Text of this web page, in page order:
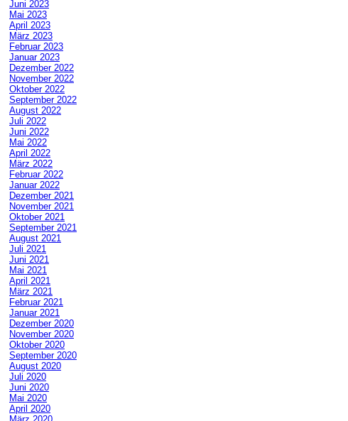
Juni 2023
Mai 2023
April 2023
März 2023
Februar 2023
Januar 2023
Dezember 2022
November 2022
Oktober 2022
September 2022
August 2022
Juli 2022
Juni 2022
Mai 2022
April 2022
März 2022
Februar 2022
Januar 2022
Dezember 2021
November 2021
Oktober 2021
September 2021
August 2021
Juli 2021
Juni 2021
Mai 2021
April 2021
März 2021
Februar 2021
Januar 2021
Dezember 2020
November 2020
Oktober 2020
September 2020
August 2020
Juli 2020
Juni 2020
Mai 2020
April 2020